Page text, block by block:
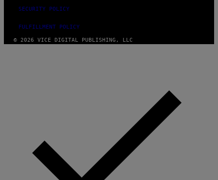
SECURITY POLICY
FULFILLMENT POLICY
© 2026 VICE DIGITAL PUBLISHING, LLC